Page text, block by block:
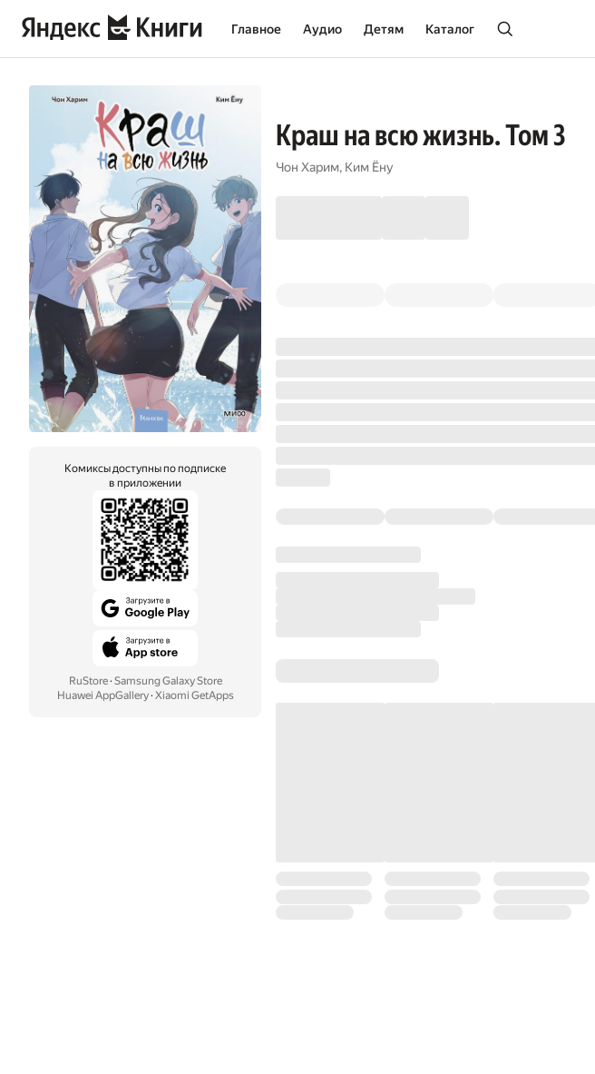
Главное Аудио Детям Каталог
Комиксы доступны по подписке
в приложении
RuStore· Samsung Galaxy Store
Huawei AppGallery· Xiaomi GetApps
Краш на всю жизнь. Том 3
Чон Харим, Ким Ёну